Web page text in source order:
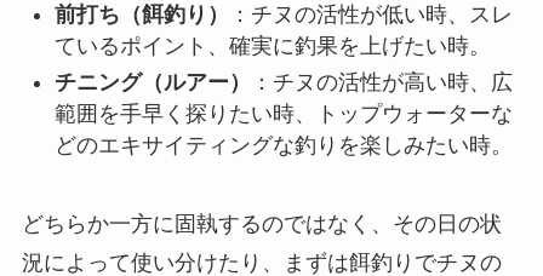
前打ち（餌釣り）
：チヌの活性が低い時、スレ
ているポイント、確実に釣果を上げたい時。
チニング（ルアー）
：チヌの活性が高い時、広
範囲を手早く探りたい時、トップウォーターな
どのエキサイティングな釣りを楽しみたい時。
どちらか一方に固執するのではなく、その日の状
況によって使い分けたり、まずは餌釣りでチヌの